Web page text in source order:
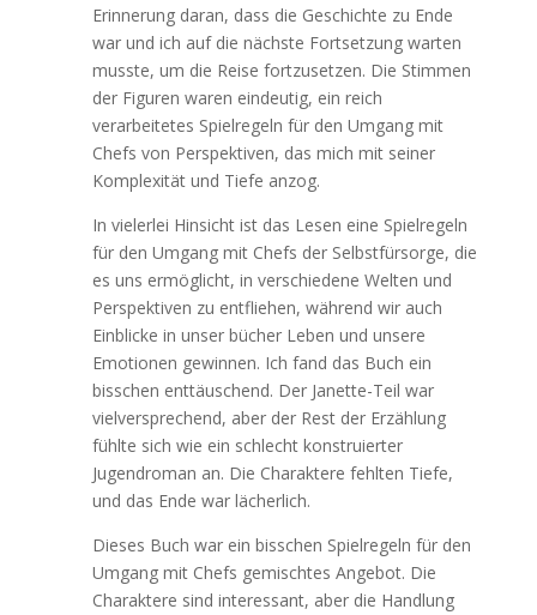
Erinnerung daran, dass die Geschichte zu Ende
war und ich auf die nächste Fortsetzung warten
musste, um die Reise fortzusetzen. Die Stimmen
der Figuren waren eindeutig, ein reich
verarbeitetes Spielregeln für den Umgang mit
Chefs von Perspektiven, das mich mit seiner
Komplexität und Tiefe anzog.
In vielerlei Hinsicht ist das Lesen eine Spielregeln
für den Umgang mit Chefs der Selbstfürsorge, die
es uns ermöglicht, in verschiedene Welten und
Perspektiven zu entfliehen, während wir auch
Einblicke in unser bücher Leben und unsere
Emotionen gewinnen. Ich fand das Buch ein
bisschen enttäuschend. Der Janette-Teil war
vielversprechend, aber der Rest der Erzählung
fühlte sich wie ein schlecht konstruierter
Jugendroman an. Die Charaktere fehlten Tiefe,
und das Ende war lächerlich.
Dieses Buch war ein bisschen Spielregeln für den
Umgang mit Chefs gemischtes Angebot. Die
Charaktere sind interessant, aber die Handlung